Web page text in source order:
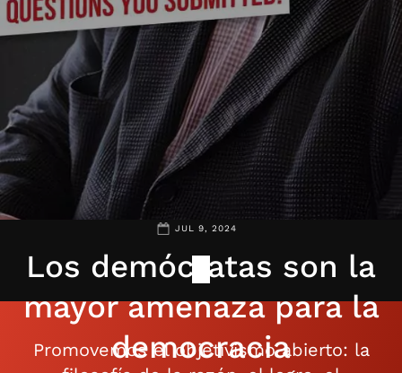
JUL 9, 2024
Los demócratas son la
mayor amenaza para la
democracia
Promovemos el objetivismo abierto: la